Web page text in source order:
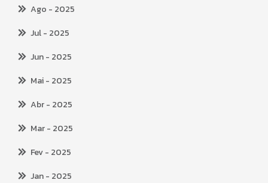
Ago - 2025
Jul- 2025
Jun- 2025
Mai- 2025
Abr- 2025
Mar- 2025
Fev- 2025
Jan- 2025